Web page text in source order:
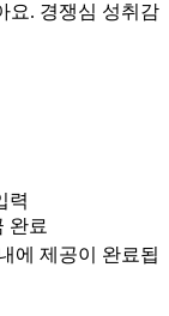
요. 경쟁심 성취감
력
완료
에 제공이 완료됩